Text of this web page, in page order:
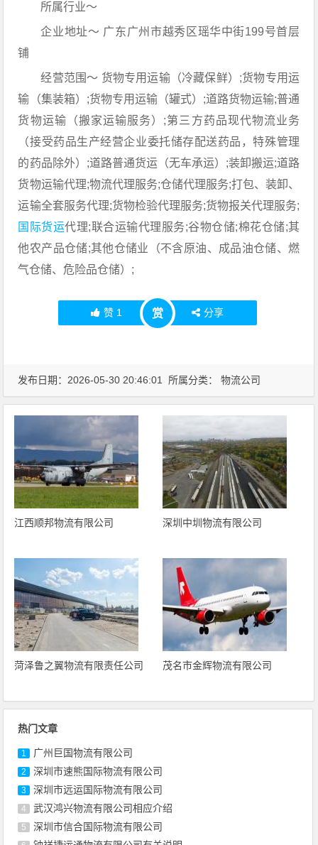
所属行业～
企业地址～ 广东广州市越秀区瑶华中街199号首层
铺
经营范围～ 货物专用运输（冷藏保鲜）;货物专用运
输（集装箱）;货物专用运输（罐式）;道路货物运输;普通
货物运输（搬家运输服务）;第三方药品现代物流业务
（接受药品生产经营企业委托储存配送药品，特殊管理
的药品除外）;道路普通货运（无车承运）;装卸搬运;道路
货物运输代理;物流代理服务;仓储代理服务;打包、装卸、
运输全套服务代理;货物检验代理服务;货物报关代理服务;
国际货运代理;联合运输代理服务;谷物仓储;棉花仓储;其
他农产品仓储;其他仓储业（不含原油、成品油仓储、燃
气仓储、危险品仓储）;
赞 1 赏 分享
发布日期：2026-05-30 20:46:01 所属分类：物流公司
江西顺邦物流有限公司 深圳中圳物流有限公司
菏泽鲁之翼物流有限责任公司 茂名市金辉物流有限公司
热门文章
1 广州巨国物流有限公司
2 深圳市速熊国际物流有限公司
3 深圳市远运国际物流有限公司
4 武汉鸿兴物流有限公司相应介绍
5 深圳市信合国际物流有限公司